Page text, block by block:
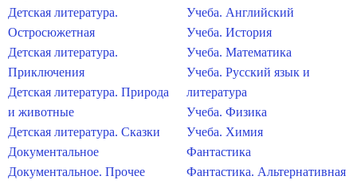
Детская литература.
Остросюжетная
Детская литература.
Приключения
Детская литература. Природа
и животные
Детская литература. Сказки
Документальное
Документальное. Прочее
Учеба. Английский
Учеба. История
Учеба. Математика
Учеба. Русский язык и
литература
Учеба. Физика
Учеба. Химия
Фантастика
Фантастика. Альтернативная